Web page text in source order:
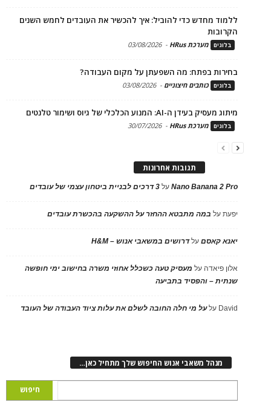
ללמוד מחדש כדי להוביל: איך להכשיר את העובדים לחמש השנים
הקרובות
בלוגים מערכת HRus -
03/08/2026
בחירות בפתח: מה השפעתן על מקום העבודה?
בלוגים כותבים חיצוניים -
03/08/2026
מיתוג מעסיק בעידן ה-AI: המנוע הכלכלי של גיוס ושימור טלנטים
בלוגים מערכת HRus -
30/07/2026
תגובות אחרונות
Nano Banana 2 Proעל 3 דרכים לבניית ביטחון עצמי של עובדים
יפעתעל במה מתבטא ההחזר על ההשקעה בהכשרת עובדים
יאנא קאסםעלדרושים במשאבי אנוש – H&M
אלון פיאדה על מעסיק טעה כשכלל אחוזי משרה בחישוב ימי חופשה
שנתית – והפסיד בתביעה
David עלעל מי חלה החובה לשלם את עלות ציוד העבודה של העובד
מנהל משאבי אנוש החיפוש שלך מתחיל כאן…